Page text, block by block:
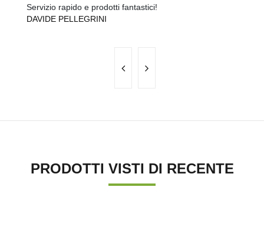
Servizio rapido e prodotti fantastici!
DAVIDE PELLEGRINI
PRODOTTI VISTI DI RECENTE